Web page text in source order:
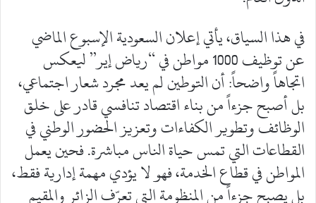
في هذا السياق، يأتي إعلان السعودية الإسبوع الماضي
عن توظيف 1000 مواطن في “رياض إير” ليعكس
اتجاهاً واضحاً: أن التوطين لم يعد مجرد شعار اجتماعي،
بل أصبح جزءاً من بناء اقتصاد تنافسي قادر على خلق
الوظائف وتطوير الكفاءات وتعزيز الحضور الوطني في
القطاعات التي تمس حياة الناس مباشرة. فحين يعمل
المواطن في قطاع الخدمة، فهو لا يؤدي مهمة إدارية فقط،
بل يصبح جزءاً من المنظومة التي تعرّف الزائر والمقيم